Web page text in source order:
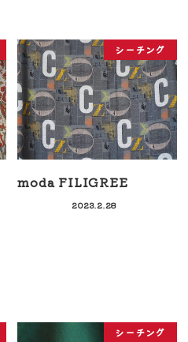
シーチング
moda FILIGREE
2023.2.28
シーチング